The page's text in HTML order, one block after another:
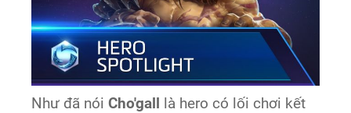
Như đã nóiCho'gall
là hero có lối chơi kết